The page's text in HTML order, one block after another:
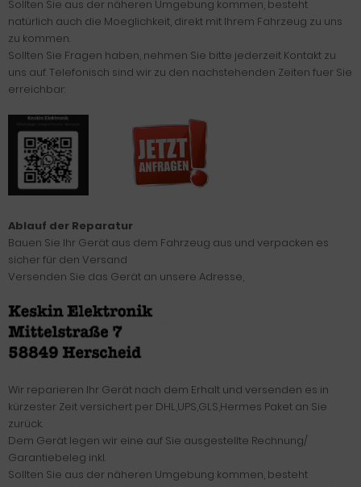
Sollten Sie aus der näheren Umgebung kommen, besteht
natürlich auch die Moeglichkeit, direkt mit Ihrem Fahrzeug zu uns
zu kommen.
Sollten Sie Fragen haben, nehmen Sie bitte jederzeit Kontakt zu
uns auf. Telefonisch sind wir zu den nachstehenden Zeiten fuer Sie
erreichbar:
Ablauf der Reparatur
Bauen Sie Ihr Gerät aus dem Fahrzeug aus und verpacken es
sicher für den Versand
Versenden Sie das Gerät an unsere Adresse,
Wir reparieren Ihr Gerät nach dem Erhalt und versenden es in
kürzester Zeit versichert per DHL,UPS,GLS,Hermes Paket an Sie
zurück.
Dem Gerät legen wir eine auf Sie ausgestellte Rechnung/
Garantiebeleg inkl.
Sollten Sie aus der näheren Umgebung kommen, besteht